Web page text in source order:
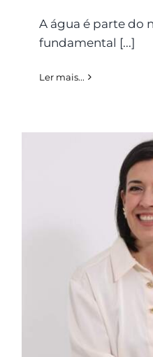
A água é parte do
fundamental [...]
Ler mais...
Cátia